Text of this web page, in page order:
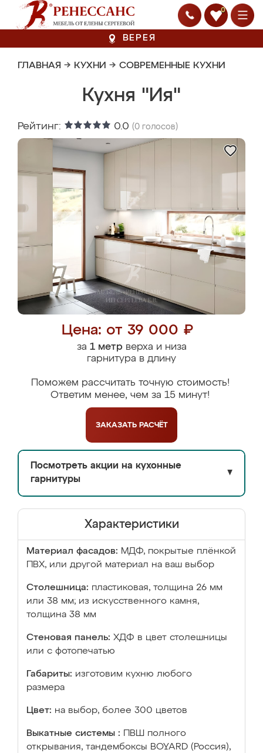
0
ВЕРЕЯ
ГЛАВНАЯ → КУХНИ → СОВРЕМЕННЫЕ КУХНИ
Кухня "Ия"
Рейтинг: 0.0 (0 голосов)
Цена: от 39 000 ₽
за 1 метрверха и низа
гарнитура в длину
Поможем рассчитать точную стоимость!
Ответим менее, чем за 15 минут!
ЗАКАЗАТЬ РАСЧЁТ
Посмотреть акции на кухонные
гарнитуры
▼
Характеристики
Материал фасадов: МДФ, покрытые плёнкой
ПВХ, или другой материал на ваш выбор
Столешница: пластиковая, толщина 26 мм
или 38 мм; из искусственного камня,
толщина 38 мм
Стеновая панель: ХДФ в цвет столешницы
или с фотопечатью
Габариты: изготовим кухню любого
размера
Цвет: на выбор, более 300 цветов
Выкатные системы :
ПВШ полного
открывания, тандембоксы BOYARD (Россия),